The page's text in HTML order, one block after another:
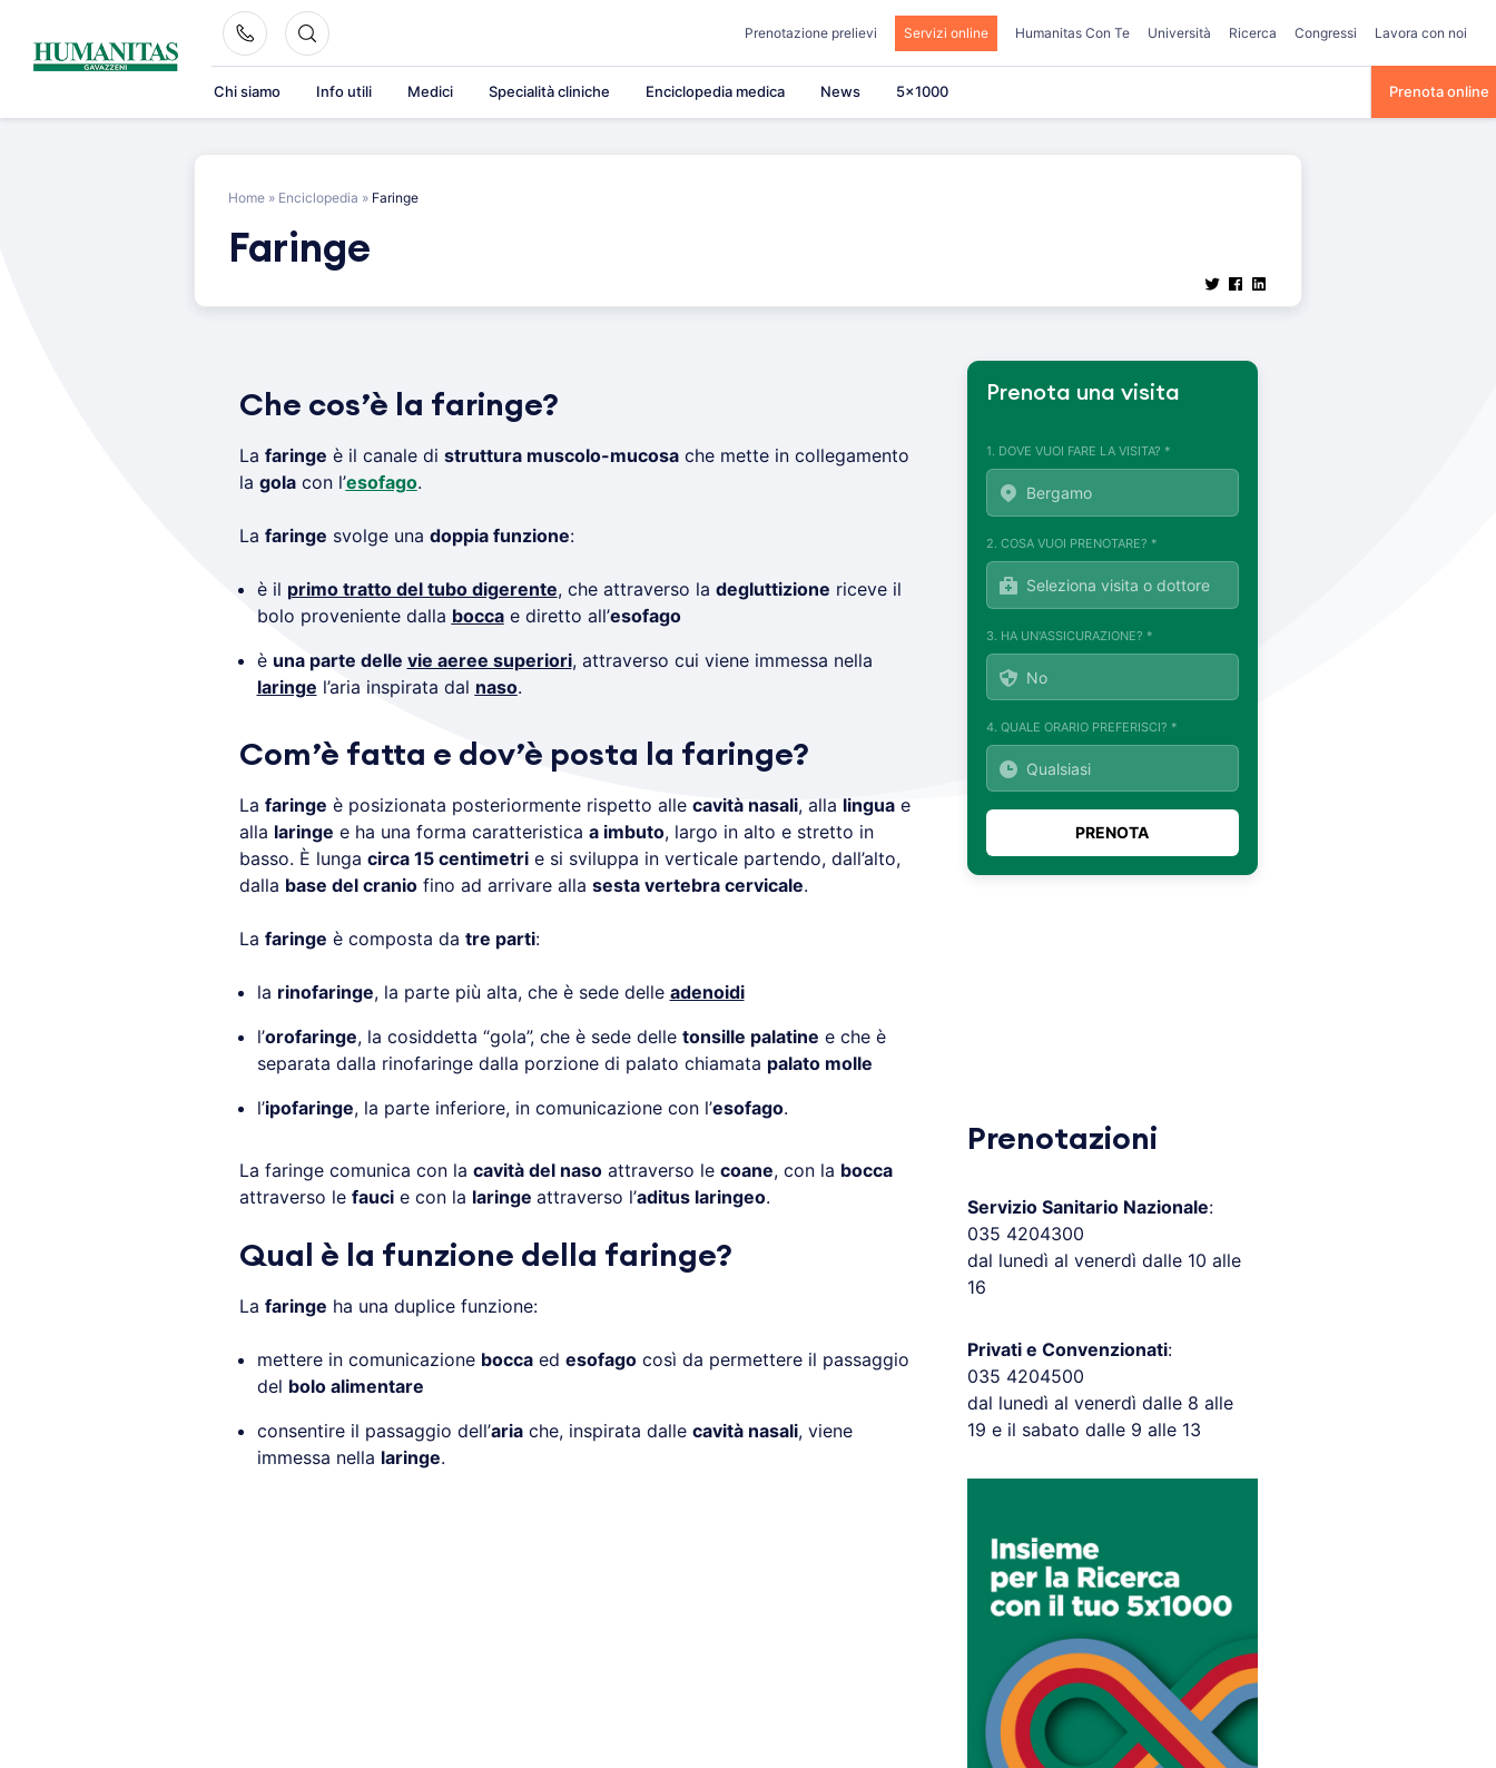
content
Prenotazione prelievi Servizi online Humanitas Con Te Università Ricerca Congressi Lavora con noi
Chi siamo Info utili Medici Specialità cliniche Enciclopedia medica News 5×1000 Prenota online
Home » Enciclopedia » Faringe
Faringe
Che cos’è la faringe?
La faringe è il canale di struttura muscolo-mucosache mette in collegamento
la golacon l’esofago.
La faringe svolge una doppia funzione:
è il primo tratto del tubo digerente, che attraverso la degluttizione riceve il
bolo proveniente dalla boccae diretto all’esofago
è una parte delle vie aeree superiori, attraverso cui viene immessa nella
laringe l’aria inspirata dal naso.
Com’è fatta e dov’è posta la faringe?
La faringe è posizionata posteriormente rispetto alle cavità nasali, alla linguae
alla laringe e ha una forma caratteristica a imbuto, largo in alto e stretto in
basso. È lunga circa 15 centimetrie si sviluppa in verticale partendo, dall’alto,
dalla base del craniofino ad arrivare alla sesta vertebra cervicale.
La faringe è composta da tre parti:
la rinofaringe, la parte più alta, che è sede delle adenoidi
l’orofaringe, la cosiddetta “gola”, che è sede delle tonsille palatine e che è
separata dalla rinofaringe dalla porzione di palato chiamata palato molle
l’ipofaringe, la parte inferiore, in comunicazione con l’esofago.
La faringe comunica con la cavità del nasoattraverso le coane, con la bocca
attraverso le faucie con la laringe attraverso l’aditus laringeo.
Qual è la funzione della faringe?
La faringe ha una duplice funzione:
mettere in comunicazione boccaed esofagocosì da permettere il passaggio
del bolo alimentare
consentire il passaggio dell’ariache, inspirata dalle cavità nasali, viene
immessa nella laringe.
Prenota una visita
1. DOVE VUOI FARE LA VISITA? *
2. COSA VUOI PRENOTARE? *
3. HA UN'ASSICURAZIONE? *
4. QUALE ORARIO PREFERISCI? *
Prenotazioni
Servizio Sanitario Nazionale:
035 4204300
dal lunedì al venerdì dalle 10 alle
16
Privati e Convenzionati:
035 4204500
dal lunedì al venerdì dalle 8 alle
19 e il sabato dalle 9 alle 13